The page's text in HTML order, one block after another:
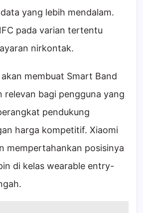
yang lebih mendalam.
pada varian tertentu
nirkontak.
membuat Smart Band
relevan bagi pengguna yang
pendukung
harga kompetitif. Xiaomi
mempertahankan posisinya
di kelas wearable entry-